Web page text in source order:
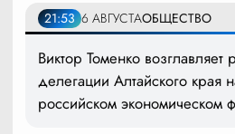
21:53 6 АВГУСТАОБЩЕСТВО
Виктор Томенко
делегации Алтайского края
российском экономическом